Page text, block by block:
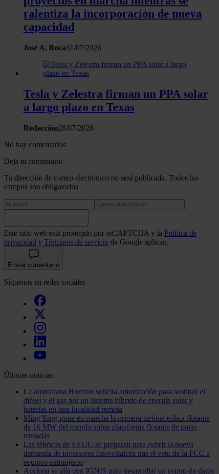
uso que haga del sitio web con nuestros partners de redes
sociales, publicidad y análisis web, quienes pueden
con otra información que les haya proporcionado o que
recopilado a partir del uso que haya hecho de sus servicios.
ralentiza la incorporación de nueva
capacidad
José A. Roca31/07/2026
Tesla y Zelestra firman un PPA solar
a largo plazo en Texas
Redacción28/07/2026
No hay comentarios
Deja tu comentario
Tu dirección de correo electrónico no será publicada. Todos los
campos son obligatorios
Este sitio web está protegido por reCAPTCHA y la Política de
privacidad y Términos de servicio de Google aplican.
Enviar comentario
Síguenos en redes sociales
Últimas noticias
La australiana Horizon solicita autorización para sustituir el
diésel y el gas por un sistema híbrido de energía solar y
baterías en una localidad remota
Ming Yang pone en marcha la primera turbina eólica flotante
de 16 MW del mundo sobre plataforma flotante de patas
tensadas
Las fábricas de EEUU se preparan para cubrir la nueva
demanda de inversores fotovoltaicos tras el veto de la FCC a
equipos extranjeros
Acciona se alía con IGNIS para desarrollar un centro de datos